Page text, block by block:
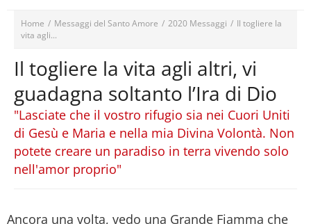
Home / Messaggi del Santo Amore / 2020 Messaggi / Il togliere la
vita agli...
Il togliere la vita agli altri, vi
guadagna soltanto l’Ira di Dio
"Lasciate che il vostro rifugio sia nei Cuori Uniti
di Gesù e Maria e nella mia Divina Volontà. Non
potete creare un paradiso in terra vivendo solo
nell'amor proprio"
Ancora una volta, vedo una Grande Fiamma che